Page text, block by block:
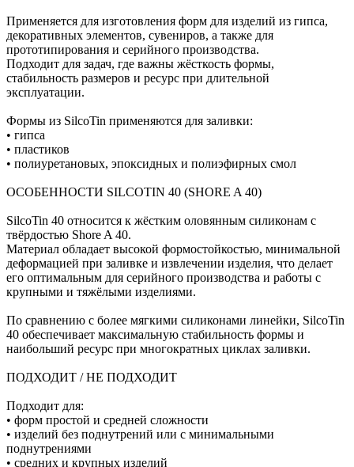
Применяется для изготовления форм для изделий из гипса,
декоративных элементов, сувениров, а также для
прототипирования и серийного производства.
Подходит для задач, где важны жёсткость формы,
стабильность размеров и ресурс при длительной
эксплуатации.
Формы из SilcoTin применяются для заливки:
• гипса
• пластиков
• полиуретановых, эпоксидных и полиэфирных смол
ОСОБЕННОСТИ SILCOTIN 40 (SHORE A 40)
SilcoTin 40 относится к жёстким оловянным силиконам с
твёрдостью Shore A 40.
Материал обладает высокой формостойкостью, минимальной
деформацией при заливке и извлечении изделия, что делает
его оптимальным для серийного производства и работы с
крупными и тяжёлыми изделиями.
По сравнению с более мягкими силиконами линейки, SilcoTin
40 обеспечивает максимальную стабильность формы и
наибольший ресурс при многократных циклах заливки.
ПОДХОДИТ / НЕ ПОДХОДИТ
Подходит для:
• форм простой и средней сложности
• изделий без поднутрений или с минимальными
поднутрениями
• средних и крупных изделий